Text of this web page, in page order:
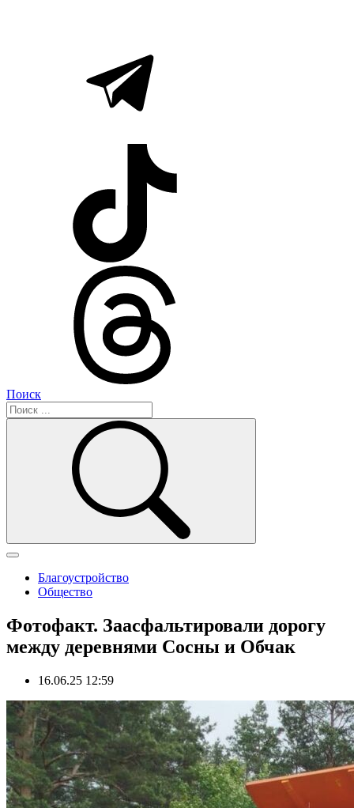
Поиск
Благоустройство
Общество
Фотофакт. Заасфальтировали дорогу
между деревнями Сосны и Обчак
16.06.25 12:59